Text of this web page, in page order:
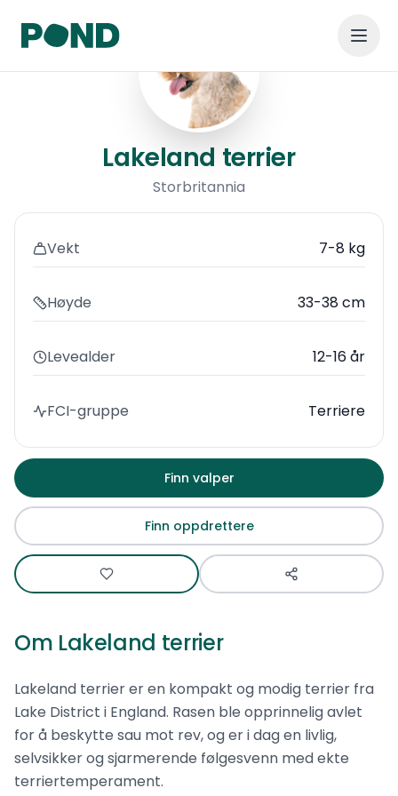
Lakeland terrier
Lakeland terrier
Storbritannia
Vekt 7-8 kg
Høyde 33-38 cm
Levealder 12-16 år
FCI-gruppe Terriere
Finn valper
Finn oppdrettere
Om Lakeland terrier
Lakeland terrier er en kompakt og modig terrier fra
Lake District i England. Rasen ble opprinnelig avlet
for å beskytte sau mot rev, og er i dag en livlig,
selvsikker og sjarmerende følgesvenn med ekte
terriertemperament.